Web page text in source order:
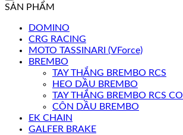
SẢN PHẨM
DOMINO
CRG RACING
MOTO TASSINARI (VForce)
BREMBO
TAY THẮNG BREMBO RCS
HEO DẦU BREMBO
TAY THẮNG BREMBO RCS
CÔN DẦU BREMBO
EK CHAIN
GALFER BRAKE